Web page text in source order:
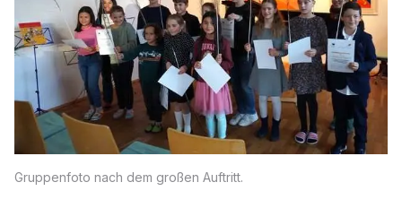
Gruppenfoto nach dem großen Auftritt.